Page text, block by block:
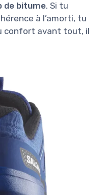
de bitume. Si tu
à l’amorti, tu
confort avant tout, il